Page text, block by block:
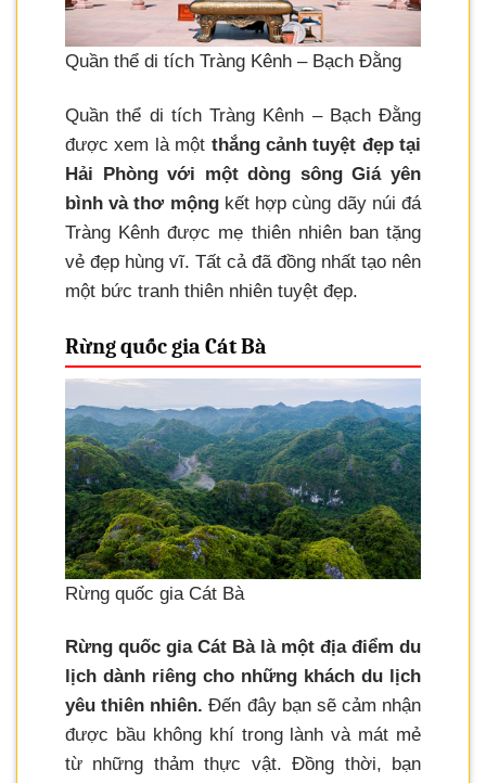
Quần thể di tích Tràng Kênh – Bạch Đằng
Quần thể di tích Tràng Kênh – Bạch Đằng
được xem là một thắng cảnh tuyệt đẹp tại
Hải Phòng với một dòng sông Giá yên
bình và thơ mộngkết hợp cùng dãy núi đá
Tràng Kênh được mẹ thiên nhiên ban tặng
vẻ đẹp hùng vĩ. Tất cả đã đồng nhất tạo nên
một bức tranh thiên nhiên tuyệt đẹp.
Rừng quốc gia Cát Bà
Rừng quốc gia Cát Bà
Rừng quốc gia Cát Bà là một địa điểm du
lịch dành riêng cho những khách du lịch
yêu thiên nhiên. Đến đây bạn sẽ cảm nhận
được bầu không khí trong lành và mát mẻ
từ những thảm thực vật. Đồng thời, bạn